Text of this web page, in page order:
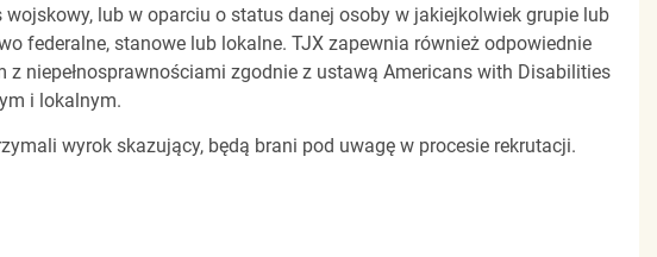
lub w oparciu o status danej osoby w jakiejkolwiek grupie lub
federalne, stanowe lub lokalne. TJX zapewnia również odpowiednie
niepełnosprawnościami zgodnie z ustawą Americans with Disabilities
i lokalnym.
wyrok skazujący, będą brani pod uwagę w procesie rekrutacji.